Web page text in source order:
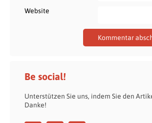
Website
Be social!
Unterstützen Sie uns, indem Sie den
Danke!